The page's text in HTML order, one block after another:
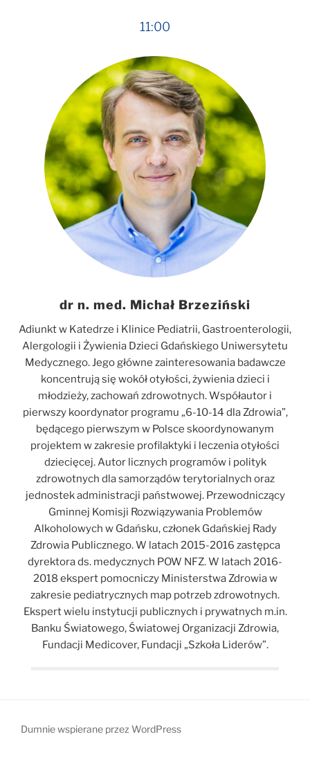
11:00
dr n. med. Michał Brzeziński
Adiunkt w Katedrze i Klinice Pediatrii, Gastroenterologii,
Alergologii i Żywienia Dzieci Gdańskiego Uniwersytetu
Medycznego. Jego główne zainteresowania badawcze
koncentrują się wokół otyłości, żywienia dzieci i
młodzieży, zachowań zdrowotnych. Współautor i
pierwszy koordynator programu „6-10-14 dla Zdrowia”,
będącego pierwszym w Polsce skoordynowanym
projektem w zakresie profilaktyki i leczenia otyłości
dziecięcej. Autor licznych programów i polityk
zdrowotnych dla samorządów terytorialnych oraz
jednostek administracji państwowej. Przewodniczący
Gminnej Komisji Rozwiązywania Problemów
Alkoholowych w Gdańsku, członek Gdańskiej Rady
Zdrowia Publicznego. W latach 2015-2016 zastępca
dyrektora ds. medycznych POW NFZ. W latach 2016-
2018 ekspert pomocniczy Ministerstwa Zdrowia w
zakresie pediatrycznych map potrzeb zdrowotnych.
Ekspert wielu instytucji publicznych i prywatnych m.in.
Banku Światowego, Światowej Organizacji Zdrowia,
Fundacji Medicover, Fundacji „Szkoła Liderów”.
Dumnie wspierane przez WordPress